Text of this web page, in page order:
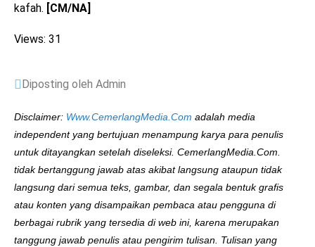
kafah. [CM/NA]
Views: 31
Diposting oleh Admin
Disclaimer: Www.CemerlangMedia.Com adalah media
independent yang bertujuan menampung karya para penulis
untuk ditayangkan setelah diseleksi. CemerlangMedia.Com.
tidak bertanggung jawab atas akibat langsung ataupun tidak
langsung dari semua teks, gambar, dan segala bentuk grafis
atau konten yang disampaikan pembaca atau pengguna di
berbagai rubrik yang tersedia di web ini, karena merupakan
tanggung jawab penulis atau pengirim tulisan. Tulisan yang